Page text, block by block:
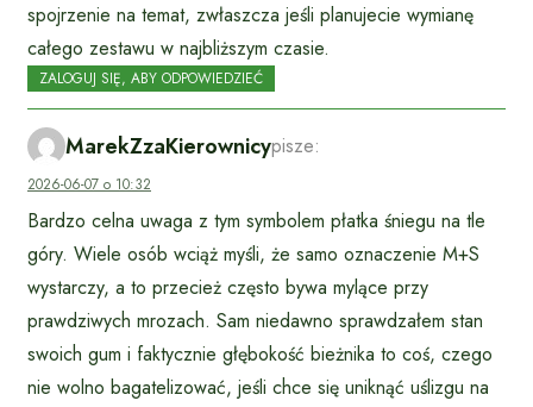
spojrzenie na temat, zwłaszcza jeśli planujecie wymianę
całego zestawu w najbliższym czasie.
ZALOGUJ SIĘ, ABY ODPOWIEDZIEĆ
MarekZzaKierownicypisze:
2026-06-07 o 10:32
Bardzo celna uwaga z tym symbolem płatka śniegu na tle
góry. Wiele osób wciąż myśli, że samo oznaczenie M+S
wystarczy, a to przecież często bywa mylące przy
prawdziwych mrozach. Sam niedawno sprawdzałem stan
swoich gum i faktycznie głębokość bieżnika to coś, czego
nie wolno bagatelizować, jeśli chce się uniknąć uślizgu na